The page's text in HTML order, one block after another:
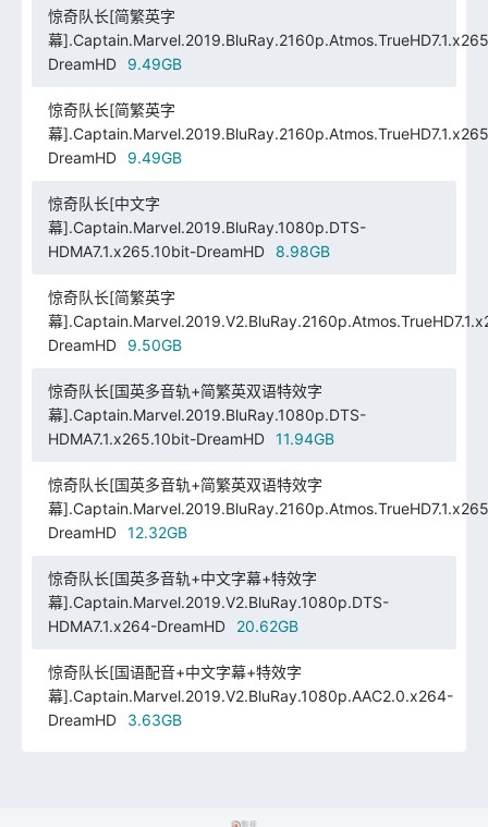
惊奇队长[简繁英字
幕
DreamHD
9.49GB
惊奇队长[简繁英字
幕
DreamHD
9.49GB
惊奇队长[中文字
幕].Captain.Marvel.2019.BluRay.1080p.DTS-
HDMA7.1.x265.10bit-DreamHD
8.98GB
惊奇队长[简繁英字
幕
DreamHD
9.50GB
惊奇队长[国英多音轨+简繁英双语特效字
幕].Captain.Marvel.2019.BluRay.1080p.DTS-
HDMA7.1.x265.10bit-DreamHD
11.94GB
惊奇队长[国英多音轨+简繁英双语特效字
幕
DreamHD
12.32GB
惊奇队长[国英多音轨+中文字幕+特效字
幕].Captain.Marvel.2019.V2.BluRay.1080p.DTS-
HDMA7.1.x264-DreamHD
20.62GB
惊奇队长[国语配音+中文字幕+特效字
幕].Captain.Marvel.2019.V2.BluRay.1080p.AAC2.0.x264-
DreamHD
3.63GB